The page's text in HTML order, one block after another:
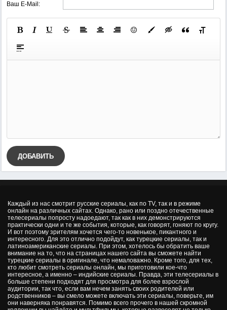
Ваш E-Mail:
ДОБАВИТЬ
Каждый из нас смотрит русские сериалы, как по TV, так и в режиме
онлайн на различных сайтах. Однако, рано или поздно отечественные
телесериалы попросту надоедают, так как в них демонстрируются
практически одни и те же события, которые, как говорят, гоняют по кругу.
И вот поэтому зрителям хочется чего-то новенькое, пикантного и
интересного. Для это отлично подойдут, как турецкие сериалы, так и
латиноамериканские сериалы. При этом, хотелось бы обратить ваше
внимание на то, что на страницах нашего сайта вы сможете найти
турецкие сериалы в оригинале, что немаловажно. Кроме того, для тех,
кто любит смотреть сериалы онлайн, мы приготовили кое-что
интересное, а именно – индийские сериалы. Правда, эти телесериалы в
больше степени подходят для просмотра для более взрослой
аудитории, так что, если вам нечем занять своих родителей или
родственников – вы смело можете включать эти сериалы, поверьте, им
они наверняка понравятся. Помимо всего прочего в нашей скромной